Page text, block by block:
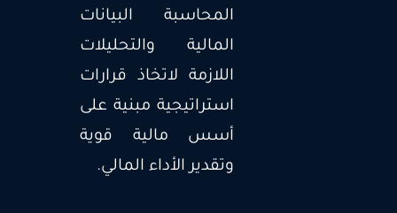
المحاسبة البيانات
المالية والتحليلات
اللازمة لاتخاذ قرارات
استراتيجية مبنية على
أسس مالية قوية
وتقدير الأداء المالي.